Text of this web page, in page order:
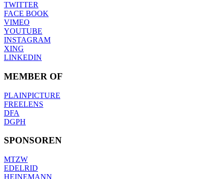
TWITTER
FACE BOOK
VIMEO
YOUTUBE
INSTAGRAM
XING
LINKEDIN
MEMBER OF
PLAINPICTURE
FREELENS
DFA
DGPH
SPONSOREN
MTZW
EDELRID
HEINEMANN